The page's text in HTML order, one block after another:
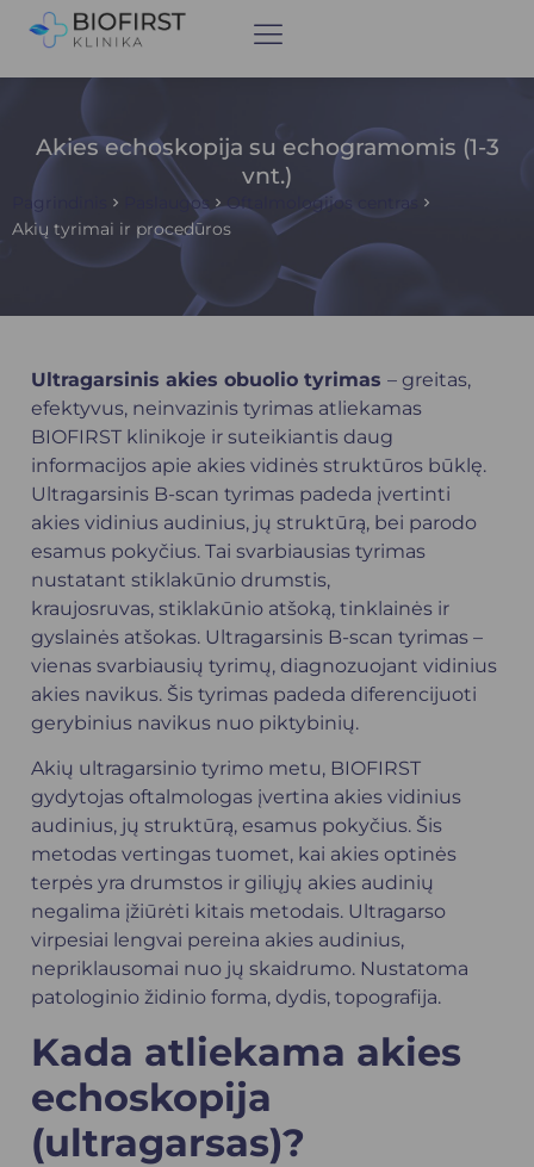
Akies echoskopija su echogramomis (1-3
vnt.)
Pagrindinis Paslaugos
Oftalmologijos centras
Akių tyrimai ir procedūros
Ultragarsinis akies obuolio tyrimas – greitas,
efektyvus, neinvazinis tyrimas atliekamas
BIOFIRST klinikoje ir suteikiantis daug
informacijos apie akies vidinės struktūros būklę.
Ultragarsinis B-scan tyrimas padeda įvertinti
akies vidinius audinius, jų struktūrą, bei parodo
esamus pokyčius. Tai svarbiausias tyrimas
nustatant stiklakūnio drumstis,
kraujosruvas, stiklakūnio atšoką, tinklainės ir
gyslainės atšokas. Ultragarsinis B-scan tyrimas –
vienas svarbiausių tyrimų, diagnozuojant vidinius
akies navikus. Šis tyrimas padeda diferencijuoti
gerybinius navikus nuo piktybinių.
Akių ultragarsinio tyrimo metu, BIOFIRST
gydytojas oftalmologas įvertina akies vidinius
audinius, jų struktūrą, esamus pokyčius. Šis
metodas vertingas tuomet, kai akies optinės
terpės yra drumstos ir giliųjų akies audinių
negalima įžiūrėti kitais metodais. Ultragarso
virpesiai lengvai pereina akies audinius,
nepriklausomai nuo jų skaidrumo. Nustatoma
patologinio židinio forma, dydis, topografija.
Kada atliekama akies
echoskopija
(ultragarsas)?